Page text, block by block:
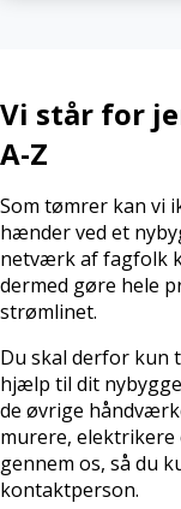
Vi står for
A-Z
Som tømrer kan vi
hænder ved et
netværk af fagfolk
dermed gøre hele
strømlinet.
Du skal derfor kun
hjælp til dit
de øvrige
murere,
gennem os, så du
kontaktperson.